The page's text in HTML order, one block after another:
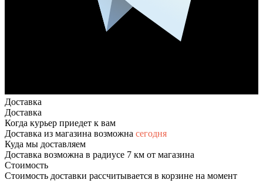
Доставка
Доставка
Когда курьер приедет к вам
Доставка из магазина возможна сегодня
Куда мы доставляем
Доставка возможна в радиусе 7 км от магазина
Стоимость
Стоимость доставки рассчитывается в корзине на момент